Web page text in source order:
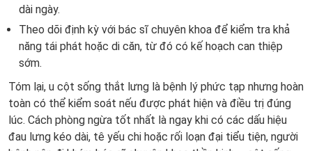
dài ngày.
Theo dõi định kỳ với bác sĩ chuyên khoa để kiểm tra khả
năng tái phát hoặc di căn, từ đó có kế hoạch can thiệp
sớm.
Tóm lại, u cột sống thắt lưng là bệnh lý phức tạp nhưng hoàn
toàn có thể kiểm soát nếu được phát hiện và điều trị đúng
lúc. Cách phòng ngừa tốt nhất là ngay khi có các dấu hiệu
đau lưng kéo dài, tê yếu chi hoặc rối loạn đại tiểu tiện, người